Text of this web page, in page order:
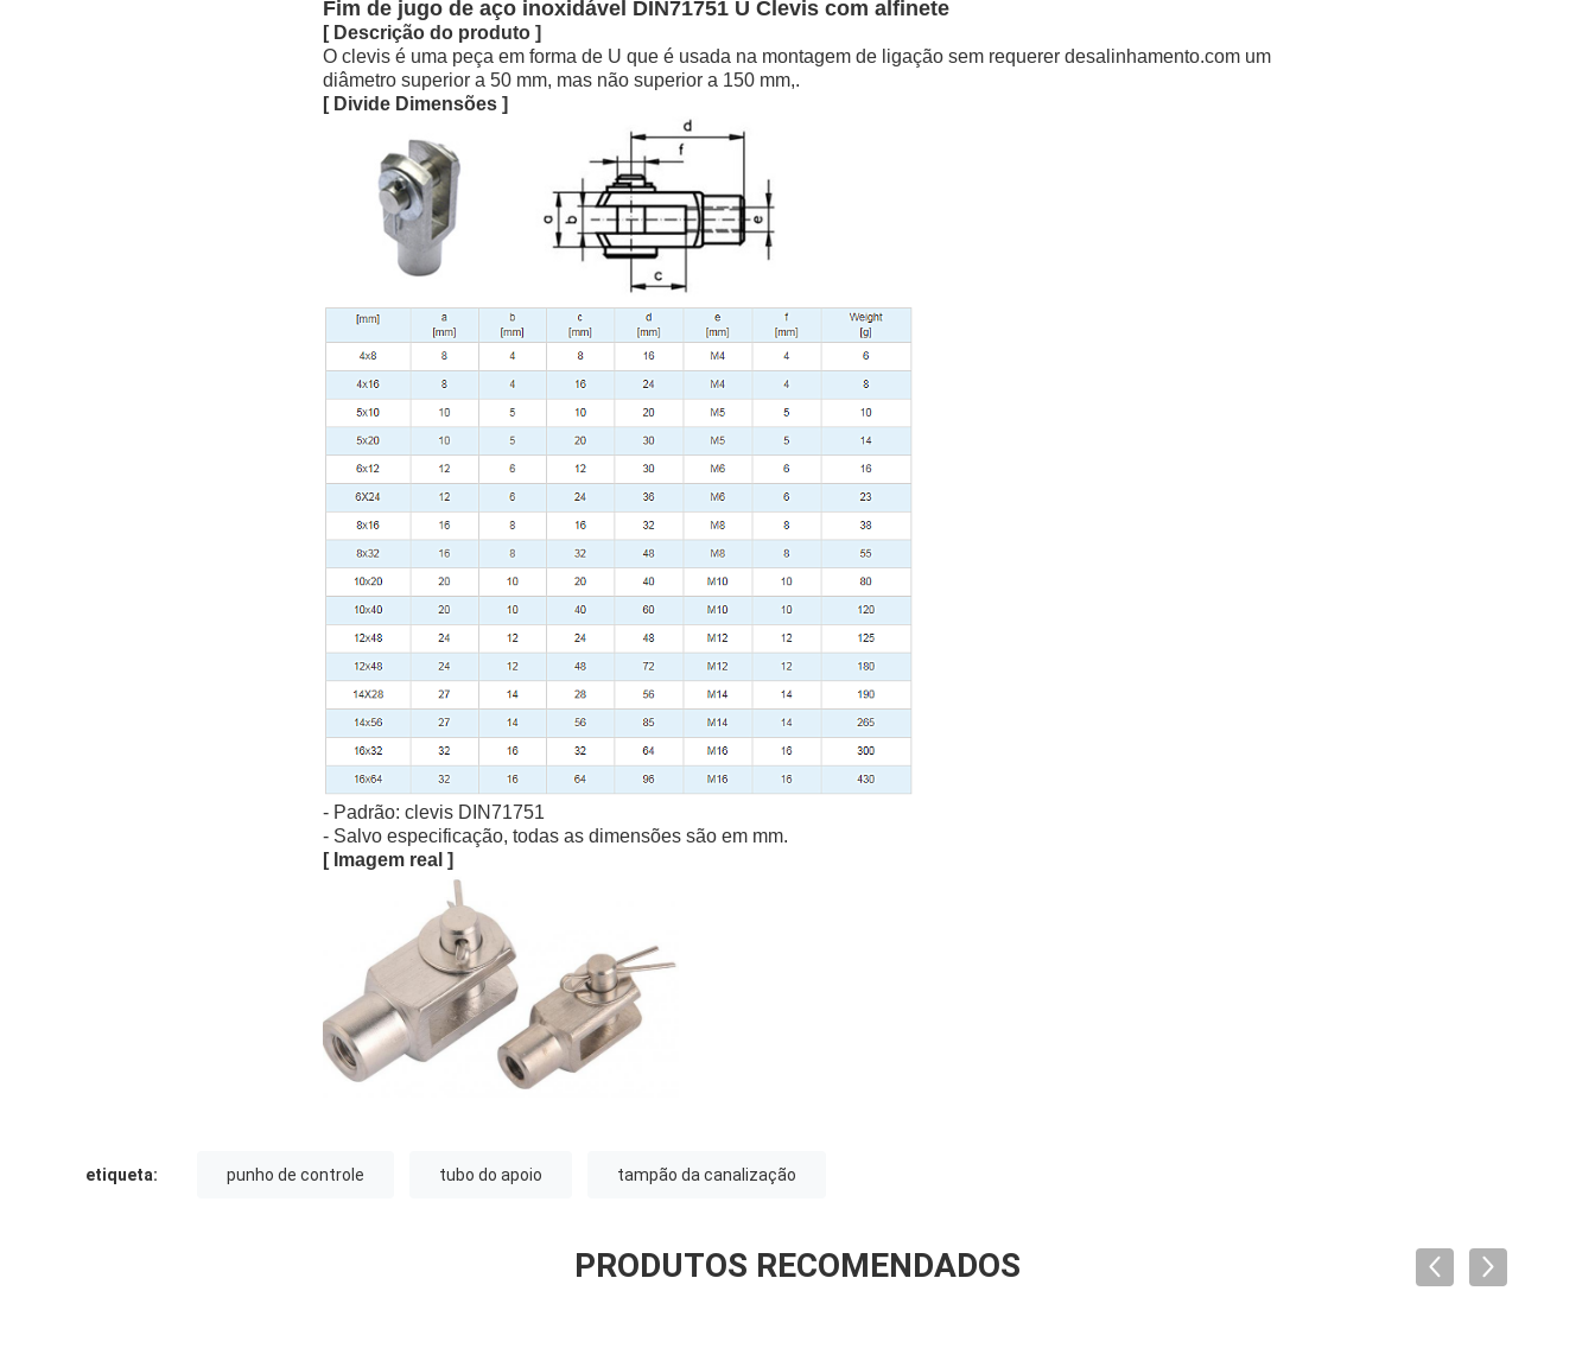
Fim de jugo de aço inoxidável DIN71751 U Clevis com alfinete
[ Descrição do produto ]
O clevis é uma peça em forma de U que é usada na montagem de ligação sem requerer desalinhamento.com um
diâmetro superior a 50 mm, mas não superior a 150 mm,.
[ Divide Dimensões ]
- Padrão: clevis DIN71751
- Salvo especificação, todas as dimensões são em mm.
[ Imagem real ]
etiqueta: punho de controle tubo do apoio tampão da canalização
PRODUTOS RECOMENDADOS